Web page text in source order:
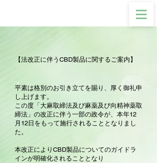
【法改正に伴うCBD製品に関するご案内】
平素は格別のお引き立てを賜り、厚く御礼申
し上げます。
この度「大麻取締法及び麻薬及び向精神薬取
締法」の改正に伴う一部の政令が、本年12
月12日をもって施行されることとなりまし
た。
本改正によりCBD製品についてのガイドラ
インが明確化されることとなり